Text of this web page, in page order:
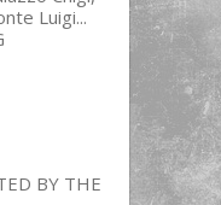
Luigi...
BY THE